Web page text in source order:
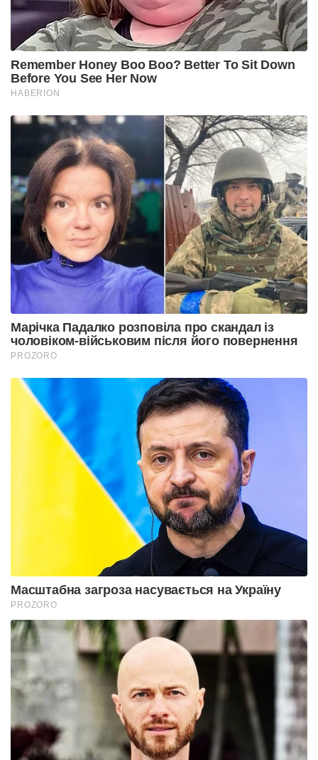
Remember Honey Boo Boo? Better To Sit Down
Before You See Her Now
HABERION
Марічка Падалко розповіла про скандал із
чоловіком-військовим після його повернення
PROZORO
Масштабна загроза насувається на Україну
PROZORO